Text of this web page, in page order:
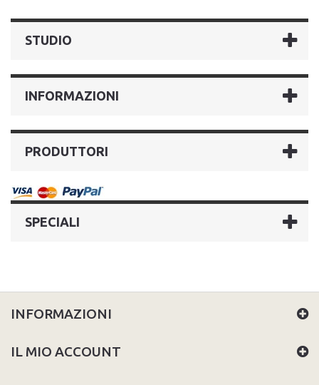
STUDIO
INFORMAZIONI
PRODUTTORI
SPECIALI
INFORMAZIONI
IL MIO ACCOUNT